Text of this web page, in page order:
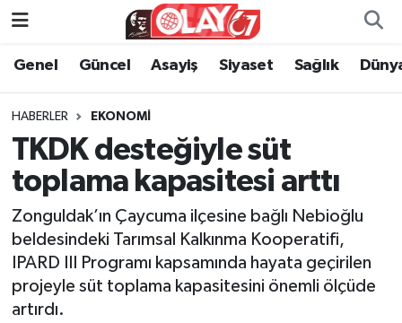
Genel Güncel Asayiş Siyaset Sağlık
HABERLER EKONOMI
TKDK desteğiyle süt
toplama kapasitesi arttı
Zonguldak’ın Çaycuma ilçesine bağlı Nebioğlu
beldesindeki Tarımsal Kalkınma Kooperatifi,
IPARD III Programı kapsamında hayata geçirilen
projeyle süt toplama kapasitesini önemli ölçüde
artırdı.
KATEGORİSİZ
ANA SAYFA
Genel
Siyaset
Genel
Güncel
Asayiş
Dünya
Zonguldak Nöbetçi Eczaneler
Zonguldak Hava Durumu
Zonguldak Namaz Vakitleri
Süper Lig Puan Durumu ve Fikstür
Tüm Manşetler